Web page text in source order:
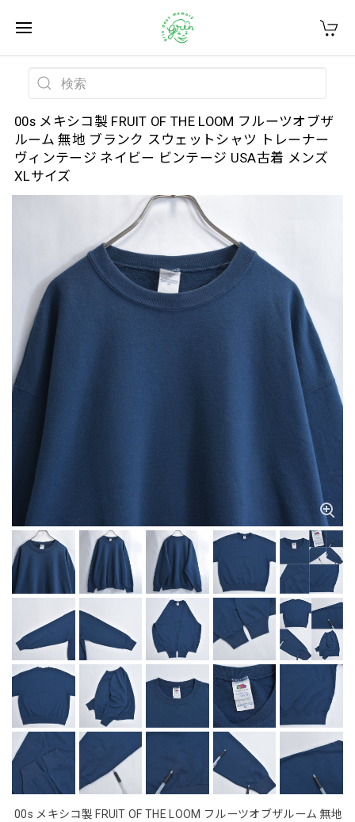
00s メキシコ製 FRUIT OF THE LOOM フルーツオブザ
ルーム 無地 ブランク スウェットシャツ トレーナー
ヴィンテージ ネイビー ビンテージ USA古着 メンズ
XLサイズ
00s メキシコ製 FRUIT OF THE LOOM フルーツオブザルーム 無地